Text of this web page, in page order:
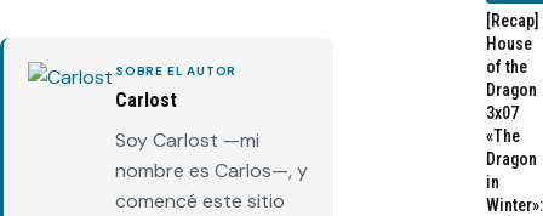
SOBRE EL AUTOR
Carlost
Soy Carlost —mi
nombre es Carlos—, y
comencé este sitio
[Recap]
House
of the
Dragon
3x07
«The
Dragon
in
Winter»: